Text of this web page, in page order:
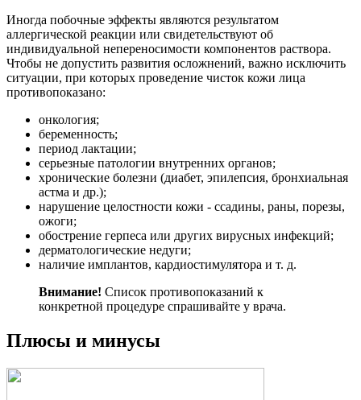
Иногда побочные эффекты являются результатом
аллергической реакции или свидетельствуют об
индивидуальной непереносимости компонентов раствора.
Чтобы не допустить развития осложнений, важно исключить
ситуации, при которых проведение чисток кожи лица
противопоказано:
онкология;
беременность;
период лактации;
серьезные патологии внутренних органов;
хронические болезни (диабет, эпилепсия, бронхиальная
астма и др.);
нарушение целостности кожи - ссадины, раны, порезы,
ожоги;
обострение герпеса или других вирусных инфекций;
дерматологические недуги;
наличие имплантов, кардиостимулятора и т. д.
Внимание! Список противопоказаний к
конкретной процедуре спрашивайте у врача.
Плюсы и минусы